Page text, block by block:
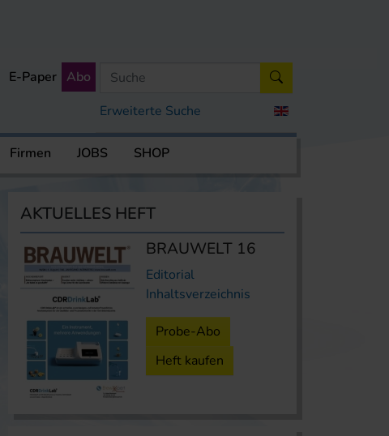
Erweiterte Suche
E-Paper Abo
Firmen JOBS SHOP
AKTUELLES HEFT
BRAUWELT 16
Editorial
Inhaltsverzeichnis
Probe-Abo
Heft kaufen